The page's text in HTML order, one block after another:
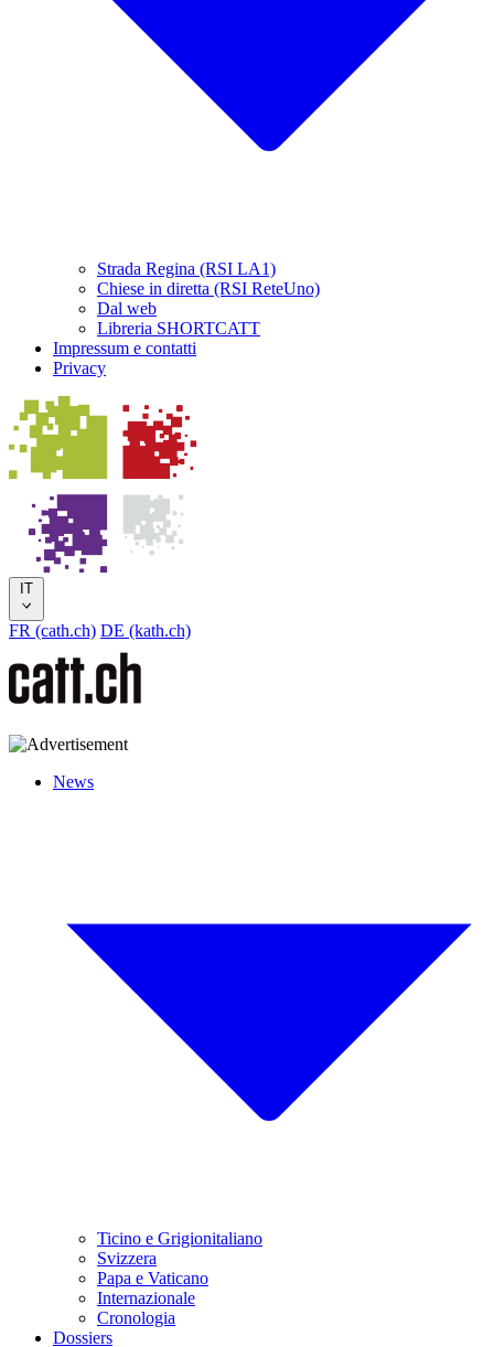
Strada Regina (RSI LA1)
Chiese in diretta (RSI ReteUno)
Dal web
Libreria SHORTCATT
Impressum e contatti
Privacy
IT
FR (cath.ch) DE (kath.ch)
News
Ticino e Grigionitaliano
Svizzera
Papa e Vaticano
Internazionale
Cronologia
Dossiers